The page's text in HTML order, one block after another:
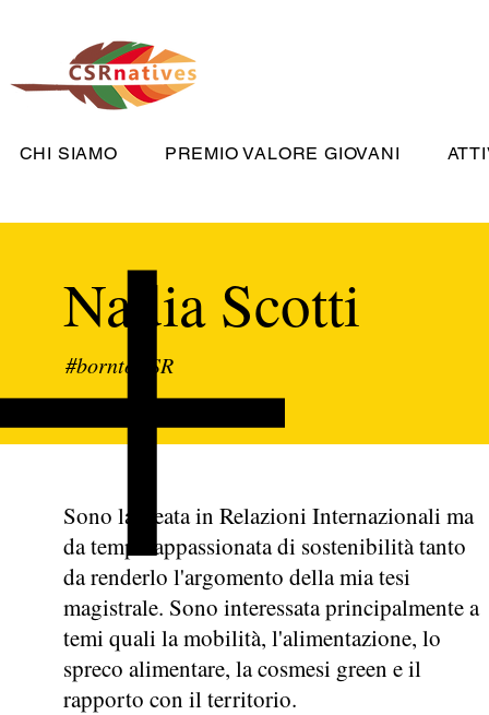
CHI SIAMO PREMIO VALORE GIOVANI
Nadia Scotti
#borntoCSR
Sono laureata in Relazioni Internazionali ma
da tempo appassionata di sostenibilità tanto
da renderlo l'argomento della mia tesi
magistrale. Sono interessata principalmente a
temi quali la mobilità, l'alimentazione, lo
spreco alimentare, la cosmesi green e il
rapporto con il territorio.